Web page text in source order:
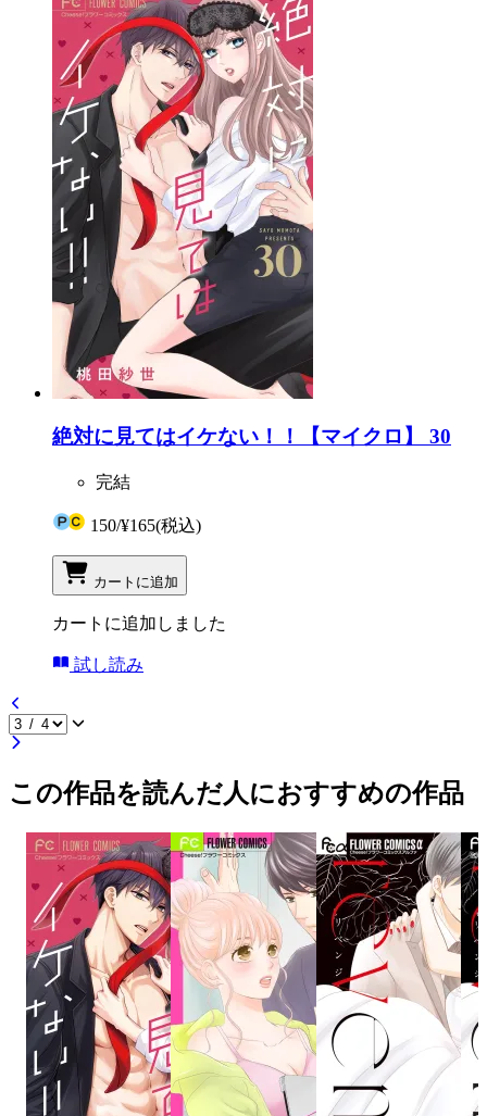
絶対に見てはイケない！！【マイクロ】 30
完結
150/¥165(税込)
カートに追加
カートに追加しました
試し読み
この作品を読んだ人におすすめの作品